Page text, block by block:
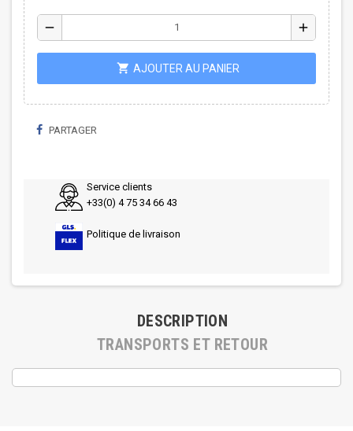
remove add
shopping_cart AJOUTER AU PANIER
PARTAGER
Service clients
+33(0) 4 75 34 66 43
Politique de livraison
DESCRIPTION
TRANSPORTS ET RETOUR